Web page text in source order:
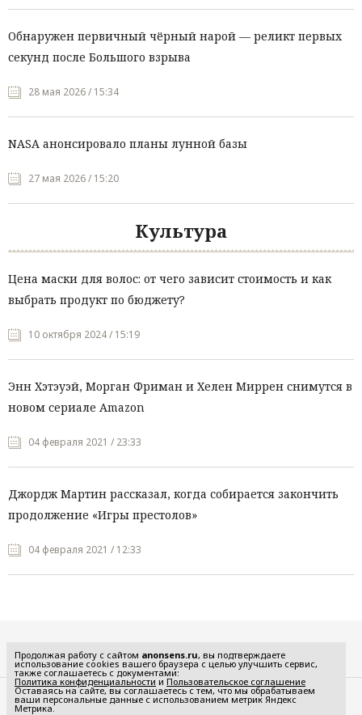
Обнаружен первичный чёрный нарой — реликт первых
секунд после Большого взрыва
28 мая 2026 / 15:34
NASA анонсировало планы лунной базы
27 мая 2026 / 15:20
Культура
Цена маски для волос: от чего зависит стоимость и как
выбрать продукт по бюджету?
10 октября 2024 / 15:19
Энн Хэтэуэй, Морган Фриман и Хелен Миррен снимутся в
новом сериале Amazon
04 февраля 2021 / 23:33
Джордж Мартин рассказал, когда собирается закончить
продолжение «Игры престолов»
04 февраля 2021 / 12:33
Редакция
Реклама
Продолжая работу с сайтом anonsens.ru, вы подтверждаете
использование cookies вашего браузера с целью улучшить сервис,
также соглашаетесь с документами:
Политика конфиденциальности и Пользовательское соглашение
Оставаясь на сайте, вы соглашаетесь с тем, что мы обрабатываем
ваши персональные данные с использованием метрик Яндекс
Метрика.